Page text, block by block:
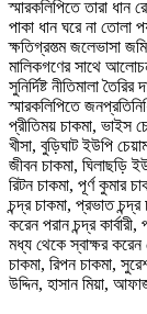
স্মারকলিপিতে তারা ধান
পাকা ধান ঘরে না তোলা
ক্ষতিগ্রস্ত্ম জলেভাসা
মালিকগণের সাথে
সুনির্দিষ্ট নীতিমালা তৈরির
স্মারকলিপিতে
প্রীতিময় চাকমা, ভাইস
খীসা, বুড়িঘাট ইউপি
জীবন চাকমা, ঘিলাছড়ি
রিটন চাকমা, পূর্ণ কুমার
চন্দ্র চাকমা, প্রভাত
করেন পরান চন্দ্র
মধ্য থেকে স্বাক্ষর করেন
চাকমা, রিপন চাকমা,
উদ্দিন, হাসান মিয়া,